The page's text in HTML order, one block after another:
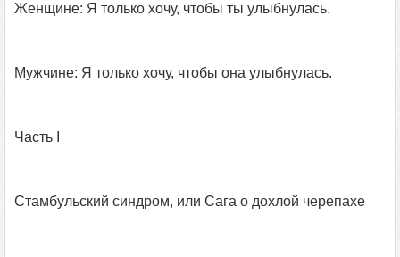
Женщине: Я только хочу, чтобы ты улыбнулась.
Мужчине: Я только хочу, чтобы она улыбнулась.
Часть I
Стамбульский синдром, или Сага о дохлой черепахе